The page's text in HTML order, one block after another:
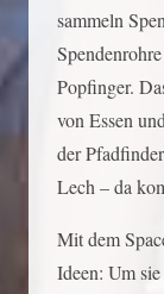
sammeln
Popfinger.
von Essen
der
Lech – da
Mit dem
Ideen: Um